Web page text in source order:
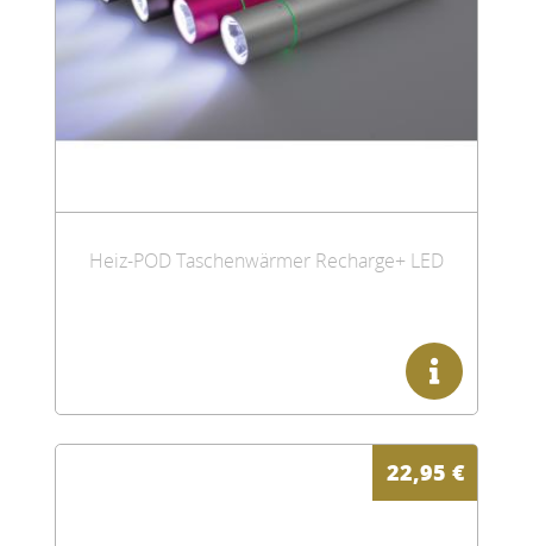
Heiz-POD Taschenwärmer Recharge+ LED
22,95 €